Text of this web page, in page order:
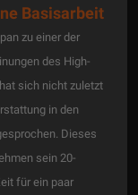
Basisarbeit
zu einer der
des High-
sich nicht zuletzt
in den
Dieses
sein 20-
für ein paar